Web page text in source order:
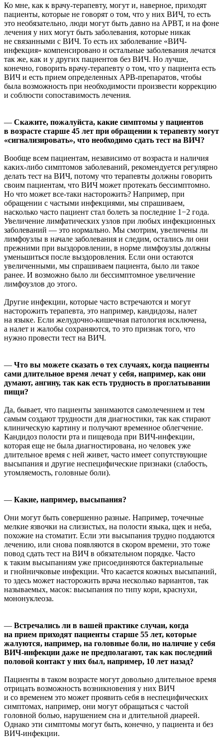
Ко мне, как к врачу-терапевту, могут и, наверное, приходят
пациенты, которые не говорят о том, что у них ВИЧ, то есть
это необязательно, люди могут быть давно на АРВТ, и на фоне
лечения у них могут быть заболевания, которые никак
не связанными с ВИЧ. То есть их заболевание «ВИЧ-
инфекция» компенсировано и остальные заболевания лечатся
так же, как и у других пациентов без ВИЧ. Но лучше,
конечно, говорить врачу-терапевту о том, что у пациента есть
ВИЧ и есть прием определенных АРВ-препаратов, чтобы
была возможность при необходимости произвести коррекцию
и соблюсти сопоставимость лечения.
— Скажите, пожалуйста, какие симптомы у пациентов
в возрасте старше 45 лет при обращении к терапевту могут
«сигнализировать», что необходимо сдать тест на ВИЧ?
Вообще всем пациентам, независимо от возраста и наличия
каких-либо симптомов заболеваний, рекомендуется регулярно
делать тест на ВИЧ, потому что терапевты должны говорить
своим пациентам, что ВИЧ может протекать бессимптомно.
Но что может все-таки насторожить? Например, при
обращении с частыми инфекциями, мы спрашиваем,
насколько часто пациент стал болеть за последние 1−2 года.
Увеличение лимфатических узлов при любых инфекционных
заболеваний — это нормально. Мы смотрим, увеличены ли
лимфоузлы в начале заболевания и следим, остались ли они
прежними при выздоровлении, в норме лимфоузлы должны
уменьшиться после выздоровления. Если они остаются
увеличенными, мы спрашиваем пациента, было ли такое
ранее. И возможно было ли бессимптомное увеличение
лимфоузлов до этого.
Другие инфекции, которые часто встречаются и могут
насторожить терапевта, это например, кандидозы, налет
на языке. Если желудочно-кишечная патология исключена,
а налет и жалобы сохраняются, то это признак того, что
нужно провести тест на ВИЧ.
— Что вы можете сказать о тех случаях, когда пациенты
сами длительное время лечат у себя, например, как они
думают, ангину, так как есть трудность в проглатывании
пищи?
Да, бывает, что пациенты занимаются самолечением и тем
самым создают трудности для диагностики, так как стирают
клиническую картину и получают временное облегчение.
Кандидоз полости рта и пищевода при ВИЧ-инфекции,
которая еще не была диагностирована, но человек уже
длительное время с ней живет, часто имеет сопутствующие
высыпания и другие неспецифические признаки (слабость,
утомляемость, головные боли).
— Какие, например, высыпания?
Они могут быть совершенно разные. Например, точечные
мелкие язвочки на слизистых, на полости языка, щек и неба,
похожие на стоматит. Если эти высыпания трудно поддаются
лечению, или снова появляются в скором времени, это тоже
повод сдать тест на ВИЧ в обязательном порядке. Часто
к таким высыпаниям уже присоединяются бактериальные
и гнойничковые инфекции. Что касается кожных высыпаний,
то здесь может насторожить врача несколько вариантов, так
называемых, масок: высыпания по типу кори, краснухи,
мононуклеоза.
— Встречались ли в вашей практике случаи, когда
на прием приходят пациенты старше 55 лет, которые
жалуются, например, на головные боли, но наличие у себя
ВИЧ-инфекции даже не предполагают, так как последний
половой контакт у них был, например, 10 лет назад?
Пациенты в таком возрасте могут довольно длительное время
отрицать возможность возникновения у них ВИЧ
и со временем это может проявить себя в неспецифических
симптомах, например, они могут обращаться с частой
головной болью, нарушением сна и длительной диареей.
Однако эти симптомы могут быть, конечно, у пациента и без
ВИЧ-инфекции.